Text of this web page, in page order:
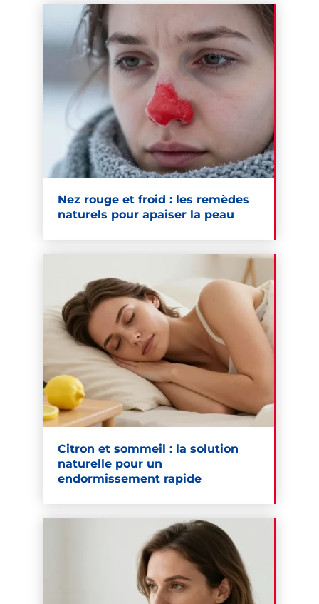
Nez rouge et froid : les remèdes
naturels pour apaiser la peau
Citron et sommeil : la solution
naturelle pour un
endormissement rapide